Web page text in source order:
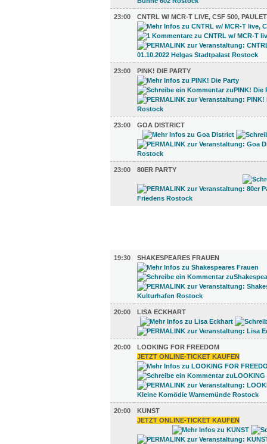
23:00 CNTRL W/ MCR-T LIVE, CSF 500,
23:00 PINK! DIE PARTY
23:00 GOA DISTRICT
23:00 80ER PARTY
19:30
SHAKESPEARES FRAUEN
20:00 LISA ECKHART
20:00
LOOKING FOR FREEDOM
JETZT ONLINE-TICKET KAUFEN
20:00
KUNST
JETZT ONLINE-TICKET KAUFEN